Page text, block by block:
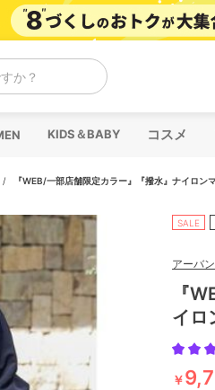
か？
KIDS＆BABY コスメ
/ 『WEB/一部店舗限定カラー』『撥水』ナイロン
SALE
アーバ
『
イロ
￥